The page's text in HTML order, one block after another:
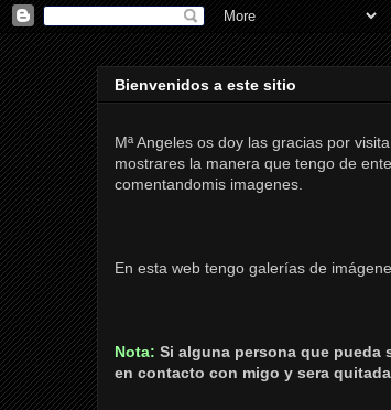
Bienvenidos a este sitio
Mª Angeles os doy las gracias por
mostrares la manera que tengo de
comentandomis imagenes.
En esta web tengo galerías de
Nota: Si alguna persona que pueda
en contacto con migo y sera